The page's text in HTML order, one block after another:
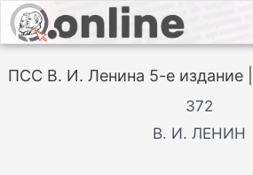
ПСС В. И. Ленина 5-е издание
372
В. И. ЛЕНИН